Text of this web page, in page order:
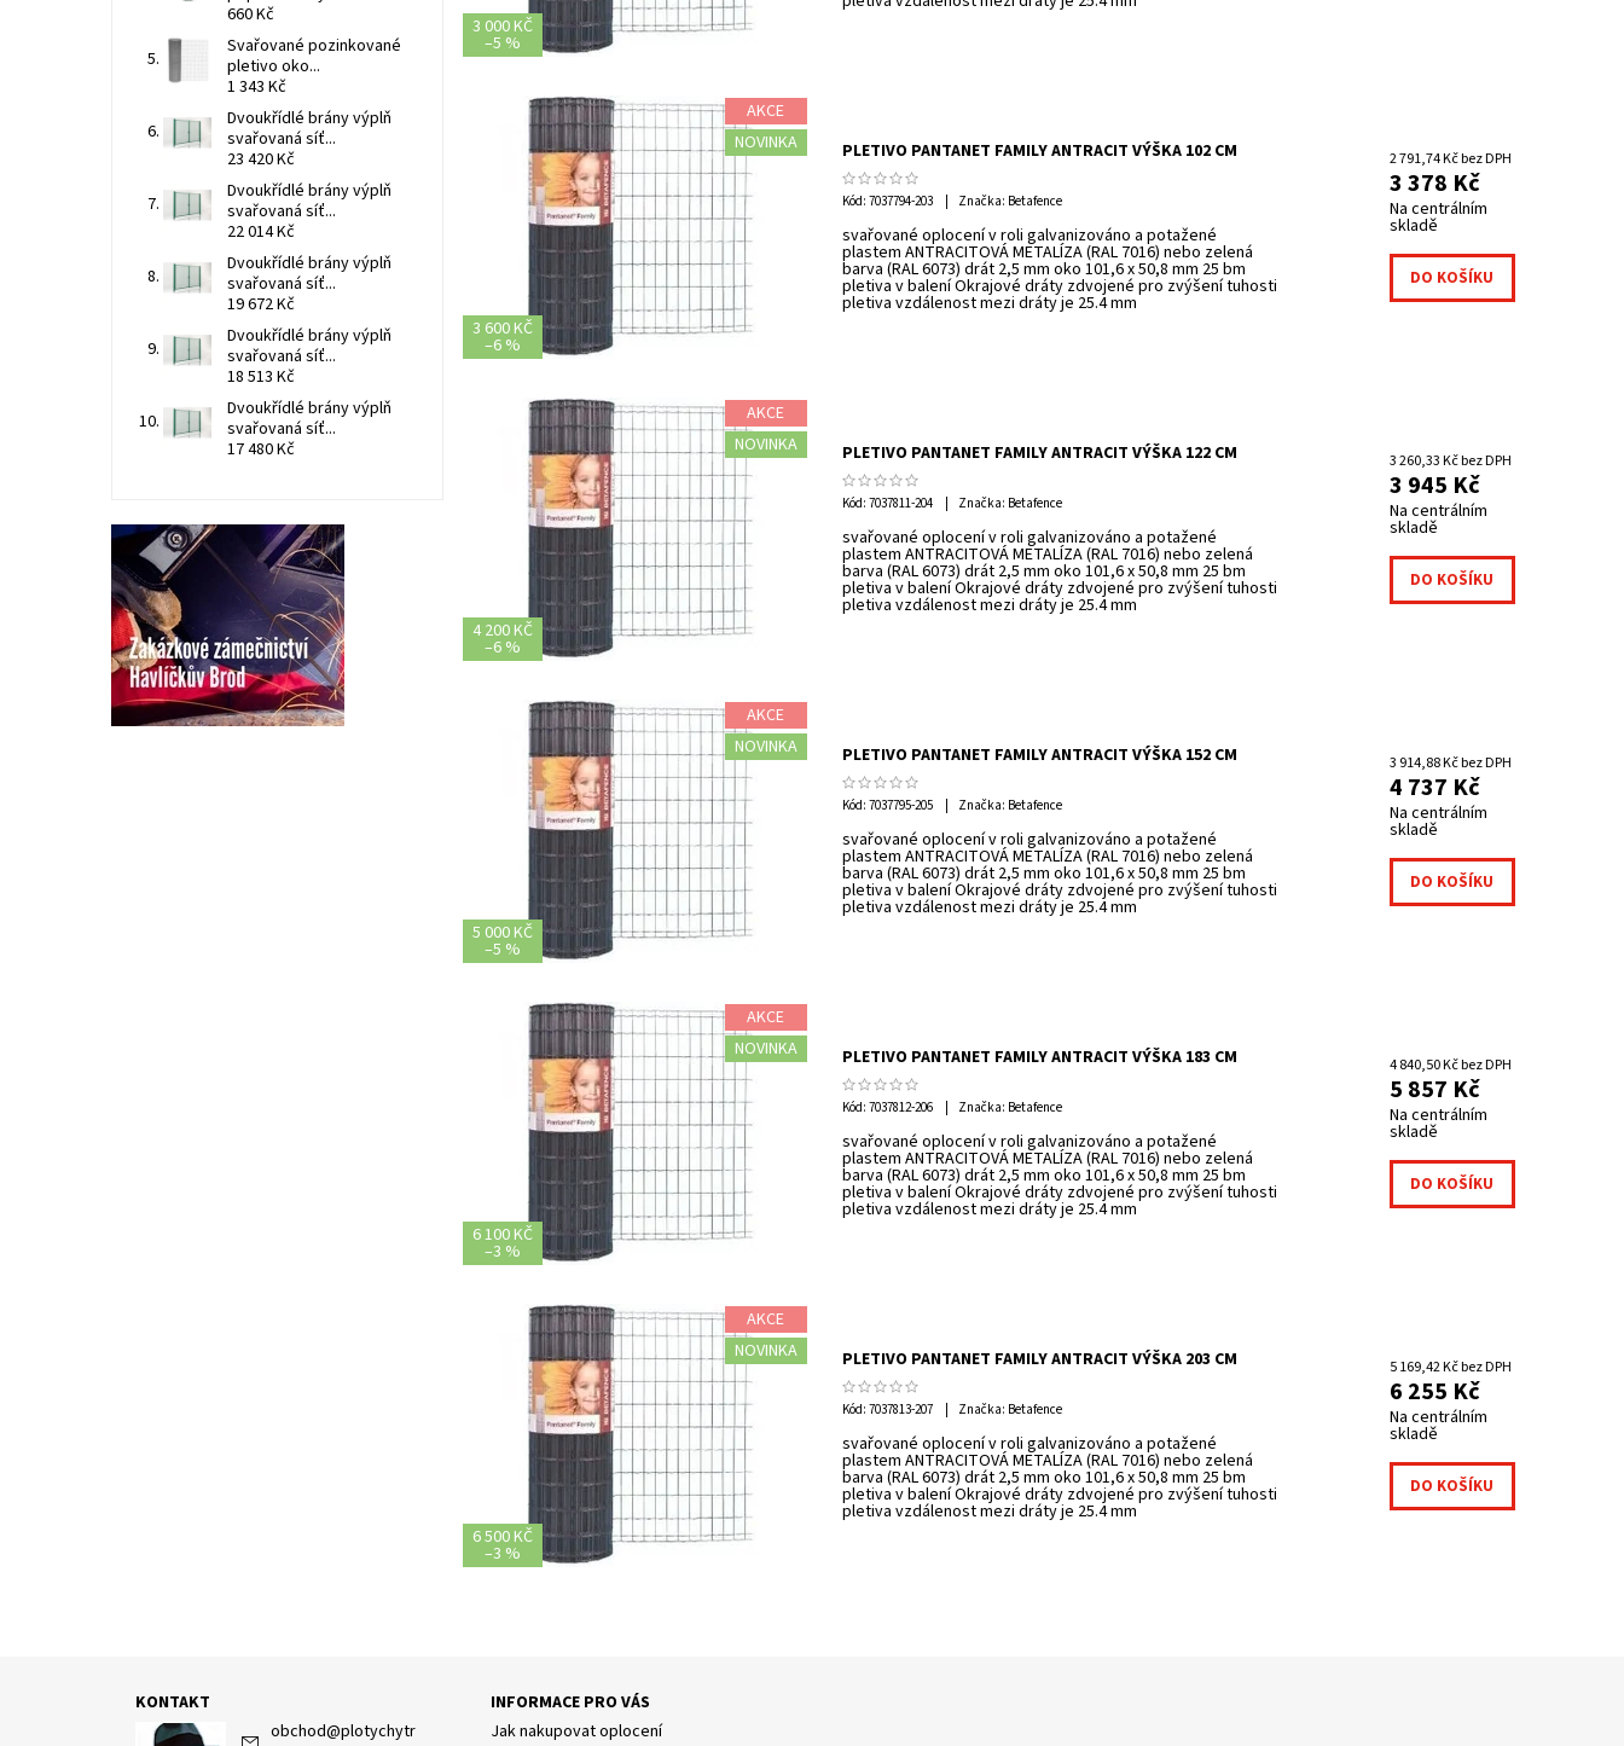
3 000 KČ
–5 %
AKCE
NOVINKA
3 600 KČ
–6 %
PLETIVO PANTANET FAMILY ANTRACIT VÝŠKA 102 CM
Kód:7037794-203 Značka: Betafence
svařované oplocení v roli galvanizováno a potažené
plastem ANTRACITOVÁ METALÍZA (RAL 7016) nebo zelená
barva (RAL 6073) drát 2,5 mm oko 101,6 x 50,8 mm 25 bm
pletiva v balení Okrajové dráty zdvojené pro zvýšení tuhosti
pletiva vzdálenost mezi dráty je 25.4 mm
2 791,74 Kč bez DPH
3 378 Kč
Na centrálním
skladě
AKCE
NOVINKA
4 200 KČ
–6 %
PLETIVO PANTANET FAMILY ANTRACIT VÝŠKA 122 CM
Kód:7037811-204 Značka: Betafence
svařované oplocení v roli galvanizováno a potažené
plastem ANTRACITOVÁ METALÍZA (RAL 7016) nebo zelená
barva (RAL 6073) drát 2,5 mm oko 101,6 x 50,8 mm 25 bm
pletiva v balení Okrajové dráty zdvojené pro zvýšení tuhosti
pletiva vzdálenost mezi dráty je 25.4 mm
3 260,33 Kč bez DPH
3 945 Kč
Na centrálním
skladě
AKCE
NOVINKA
5 000 KČ
–5 %
PLETIVO PANTANET FAMILY ANTRACIT VÝŠKA 152 CM
Kód:7037795-205 Značka: Betafence
svařované oplocení v roli galvanizováno a potažené
plastem ANTRACITOVÁ METALÍZA (RAL 7016) nebo zelená
barva (RAL 6073) drát 2,5 mm oko 101,6 x 50,8 mm 25 bm
pletiva v balení Okrajové dráty zdvojené pro zvýšení tuhosti
pletiva vzdálenost mezi dráty je 25.4 mm
3 914,88 Kč bez DPH
4 737 Kč
Na centrálním
skladě
AKCE
NOVINKA
6 100 KČ
–3 %
PLETIVO PANTANET FAMILY ANTRACIT VÝŠKA 183 CM
Kód:7037812-206 Značka: Betafence
svařované oplocení v roli galvanizováno a potažené
plastem ANTRACITOVÁ METALÍZA (RAL 7016) nebo zelená
barva (RAL 6073) drát 2,5 mm oko 101,6 x 50,8 mm 25 bm
pletiva v balení Okrajové dráty zdvojené pro zvýšení tuhosti
pletiva vzdálenost mezi dráty je 25.4 mm
4 840,50 Kč bez DPH
5 857 Kč
Na centrálním
skladě
AKCE
NOVINKA
6 500 KČ
–3 %
PLETIVO PANTANET FAMILY ANTRACIT VÝŠKA 203 CM
Kód:7037813-207 Značka: Betafence
svařované oplocení v roli galvanizováno a potažené
plastem ANTRACITOVÁ METALÍZA (RAL 7016) nebo zelená
barva (RAL 6073) drát 2,5 mm oko 101,6 x 50,8 mm 25 bm
pletiva v balení Okrajové dráty zdvojené pro zvýšení tuhosti
pletiva vzdálenost mezi dráty je 25.4 mm
5 169,42 Kč bez DPH
6 255 Kč
Na centrálním
skladě
660 Kč
Svařované pozinkované
pletivo oko...
1 343 Kč
Dvoukřídlé brány výplň
svařovaná síť...
23 420 Kč
Dvoukřídlé brány výplň
svařovaná síť...
22 014 Kč
Dvoukřídlé brány výplň
svařovaná síť...
19 672 Kč
Dvoukřídlé brány výplň
svařovaná síť...
18 513 Kč
Dvoukřídlé brány výplň
svařovaná síť...
17 480 Kč
KONTAKT
obchod@plotychytr
INFORMACE PRO VÁS
Jak nakupovat oplocení